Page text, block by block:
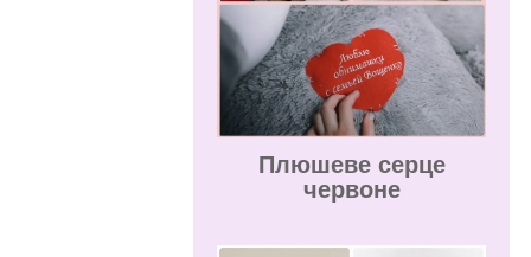
Плюшеве серце
червоне